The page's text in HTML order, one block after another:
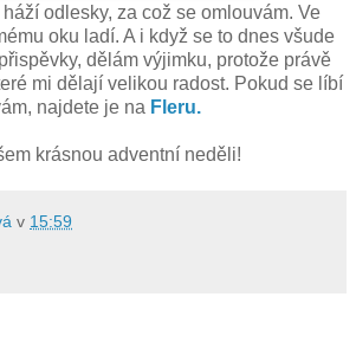
odlesky, za což se omlouvám. Ve
oku ladí. A i když se to dnes všude
dělám výjimku, protože právě
mi dělají velikou radost. Pokud se líbí
najdete je na Fleru.
krásnou adventní neděli!
v 15:59